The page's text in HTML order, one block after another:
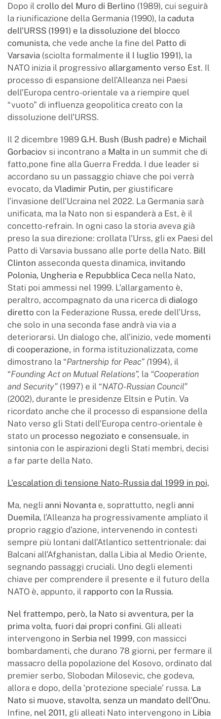
Dopo il crollo del Muro di Berlino (1989), cui seguirà
la riunificazione della Germania (1990), la caduta
dell’URSS (1991) e la dissoluzione del blocco
comunista, che vede anche la fine del Patto di
Varsavia (sciolta formalmente il I luglio 1991), la
NATO inizia il progressivo allargamento verso Est. Il
processo di espansione dell’Alleanza nei Paesi
dell’Europa centro-orientale va a riempire quel
“vuoto” di influenza geopolitica creato con la
dissoluzione dell’URSS.
Il 2 dicembre 1989 G.H. Bush (Bush padre) e Michail
Gorbaciov si incontrano a Malta in un summit che di
fatto,pone fine alla Guerra Fredda. I due leader si
accordano su un passaggio chiave che poi verrà
evocato, da Vladimir Putin, per giustificare
l’invasione dell’Ucraina nel 2022. La Germania sarà
unificata, ma la Nato non si espanderà a Est, è il
concetto-refrain. In ogni caso la storia aveva già
preso la sua direzione: crollata l'Urss, gli ex Paesi del
Patto di Varsavia bussano alle porte della Nato. Bill
Clinton asseconda questa dinamica, invitando
Polonia, Ungheria e Repubblica Ceca nella Nato,
Stati poi ammessi nel 1999. L’allargamento è,
peraltro, accompagnato da una ricerca di dialogo
diretto con la Federazione Russa, erede dell’Urss,
che solo in una seconda fase andrà via via a
deteriorarsi. Un dialogo che, all’inizio, vede momenti
di cooperazione, in forma istituzionalizzata, come
dimostrano la “Partnership for Peac” (1994), il
“Founding Act on Mutual Relations”, la “Cooperation
and Security” (1997) e il “NATO-Russian Council”
(2002), durante le presidenze Eltsin e Putin. Va
ricordato anche che il processo di espansione della
Nato verso gli Stati dell’Europa centro-orientale è
stato un processo negoziato e consensuale, in
sintonia con le aspirazioni degli Stati membri, decisi
a far parte della Nato.
L’escalation di tensione Nato-Russia dal 1999 in poi,
Ma, negli anni Novanta e, soprattutto, negli anni
Duemila, l’Alleanza ha progressivamente ampliato il
proprio raggio d’azione, intervenendo in contesti
sempre più lontani dall’Atlantico settentrionale: dai
Balcani all’Afghanistan, dalla Libia al Medio Oriente,
segnando passaggi cruciali. Uno degli elementi
chiave per comprendere il presente e il futuro della
NATO è, appunto, il rapporto con la Russia.
Nel frattempo, però, la Nato si avventura, per la
prima volta, fuori dai propri confini. Gli alleati
intervengono in Serbia nel 1999, con massicci
bombardamenti, che durano 78 giorni, per fermare il
massacro della popolazione del Kosovo, ordinato dal
premier serbo, Slobodan Milosevic, che godeva,
allora e dopo, della ‘protezione speciale’ russa. La
Nato si muove, stavolta, senza un mandato dell'Onu.
Infine, nel 2011, gli alleati Nato intervengono in Libia